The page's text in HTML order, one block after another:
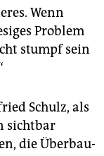
Wenn
Problem
stumpf sein
Schulz, als
sichtbar
die Überbau-